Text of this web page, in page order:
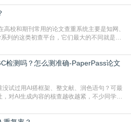
生带有重复风险——训练AI的数据集本身就包
内容，AI输出内容时很容易无意识拼接出重
列的这类初查平台，它们最大的不同就是数
定稿检测的绝对主流。本科用PMLC，含大学
硕博用VIP/TMLC，含学术论文联合比对
检测吗？怎么测准确-PaperPass论文
试过用AI搭框架、整文献、润色语句？可最
对AI生成内容的核查越收越紧，不少同学投
成了很多过来人交稿前必做的一步。为什么